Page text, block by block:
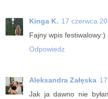
Kinga K. 17 czerwca
Fajny wpis festiwalowy:)
Odpowiedz
Aleksandra Załęska
Jak ja dawno nie